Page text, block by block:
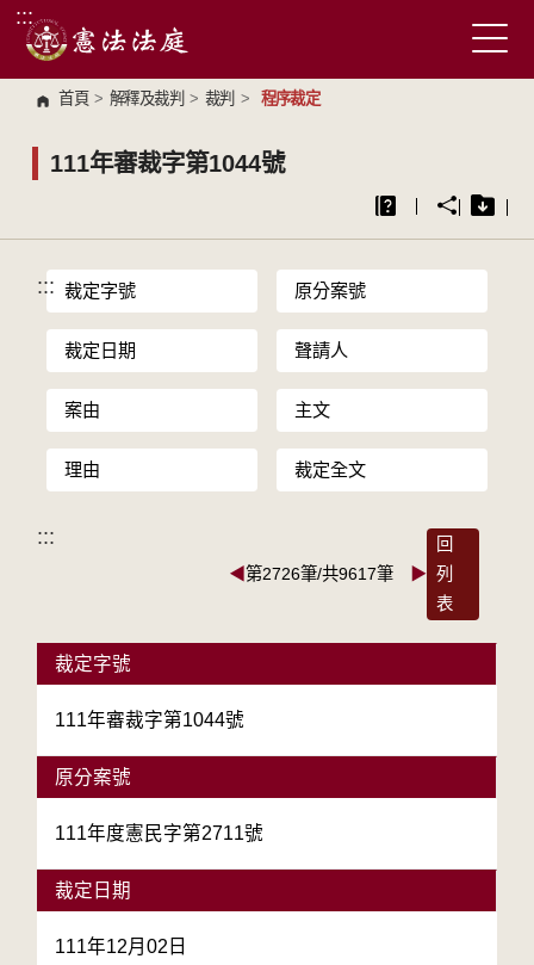
跳到主要內容區塊
:::
首頁 > 解釋及裁判 > 裁判 > 程序裁定
111年審裁字第1044號
::: 裁定字號 原分案號
裁定日期 聲請人
案由 主文
理由 裁定全文
:::
◀第2726筆/共9617筆 ▶
回
列
表
裁定字號
111年審裁字第1044號
原分案號
111年度憲民字第2711號
裁定日期
111年12月02日